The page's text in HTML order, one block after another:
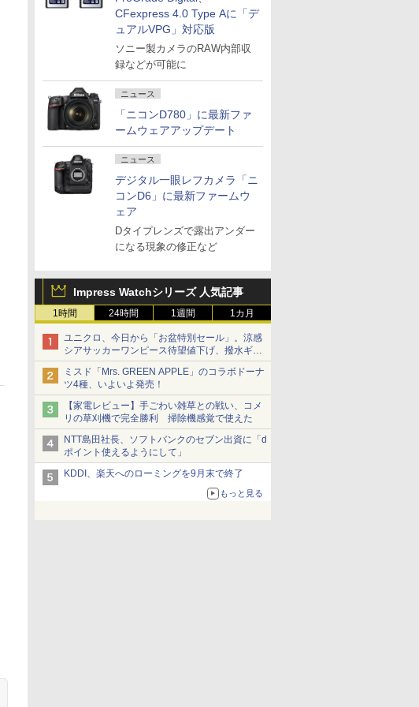
CFexpress 4.0 Type Aに「デ
ュアルVPG」対応版
ソニー製カメラのRAW内部収
録などが可能に
ニュース
「ニコンD780」に最新ファ
ームウェアアップデート
ニュース
デジタル一眼レフカメラ「ニ
コンD6」に最新ファームウ
ェア
Dタイプレンズで露出アンダー
になる現象の修正など
Impress Watchシリーズ 人気記事
1時間 24時間 1週間 1カ月
ユニクロ、今日から「お盆特別セール」。涼感
シアサッカーワンピース待望値下げ、撥水ギア
ショーツは1990円に
ミスド「Mrs. GREEN APPLE」のコラボドーナ
ツ4種、いよいよ発売！
【家電レビュー】手ごわい雑草との戦い、コメ
リの草刈機で完全勝利 掃除機感覚で使えた
NTT島田社長、ソフトバンクのセブン出資に「d
ポイント使えるようにして」
KDDI、楽天へのローミングを9月末で終了
もっと見る